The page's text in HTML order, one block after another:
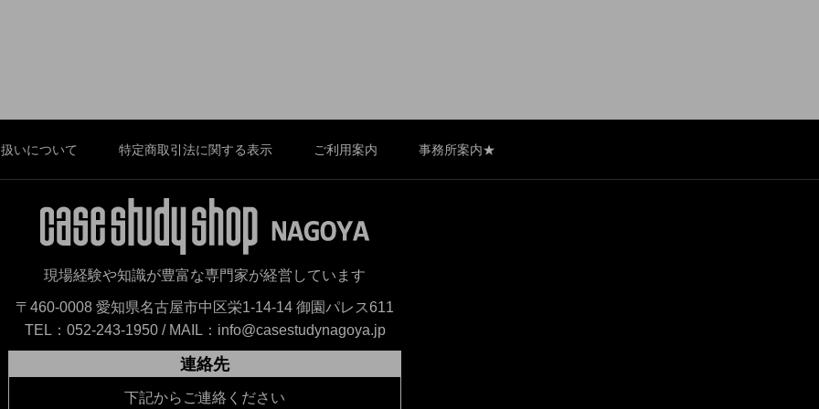
いについて 特定商取引法に関する表示 ご利用案内 事務所案内★
現場経験や知識が豊富な専門家が経営しています
〒460-0008 愛知県名古屋市中区栄1-14-14 御園パレス611
TEL：052-243-1950 / MAIL：info@casestudynagoya.jp
連絡先
下記からご連絡ください